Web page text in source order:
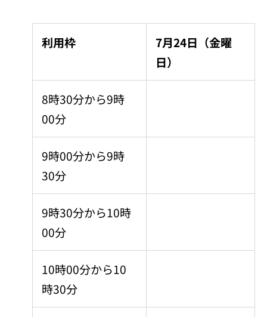
利用枠
7月24日（金曜
日）
8時30分から9時
00分
9時00分から9時
30分
9時30分から10時
00分
10時00分から10
時30分